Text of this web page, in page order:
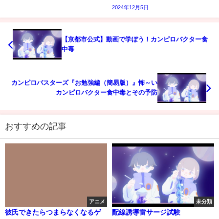
2024年12月5日
【京都市公式】動画で学ぼう！カンピロバクター食
中毒
カンピロバスターズ『お勉強編（簡易版）』怖～い
カンピロバクター食中毒とその予防
おすすめの記事
アニメ
彼氏できたらつまらなくなるゲ
未分類
配線誘導雷サージ試験